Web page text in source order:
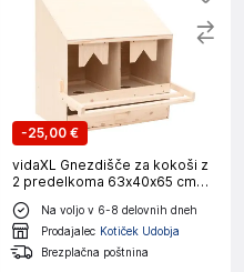
-25,00 €
vidaXL Gnezdišče za kokoši z
2 predelkoma 63x40x65 cm
trdna borovina
Na voljo v 6-8 delovnih dneh
Prodajalec Kotiček Udobja
Brezplačna poštnina